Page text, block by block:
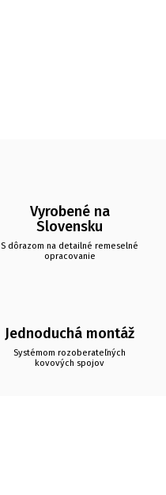
Vyrobené na
Slovensku
S dôrazom na detailné remeselné
opracovanie
Jednoduchá montáž
Systémom rozoberateľných
kovových spojov